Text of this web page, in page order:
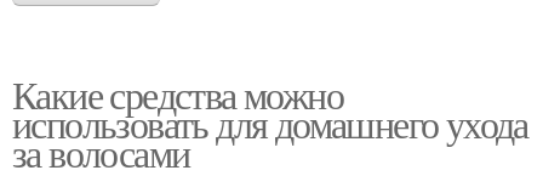
Какие средства можно
использовать для домашнего ухода
за волосами